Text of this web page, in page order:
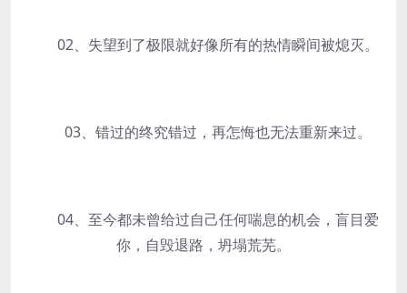
02、失望到了极限就好像所有的热情瞬间被熄灭。
03、错过的终究错过，再怎悔也无法重新来过。
04、至今都未曾给过自己任何喘息的机会，盲目爱
你，自毁退路，坍塌荒芜。